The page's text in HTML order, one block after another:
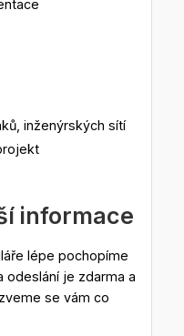
inženýrských sítí
informace
lépe pochopíme
odeslání je zdarma a
se vám co